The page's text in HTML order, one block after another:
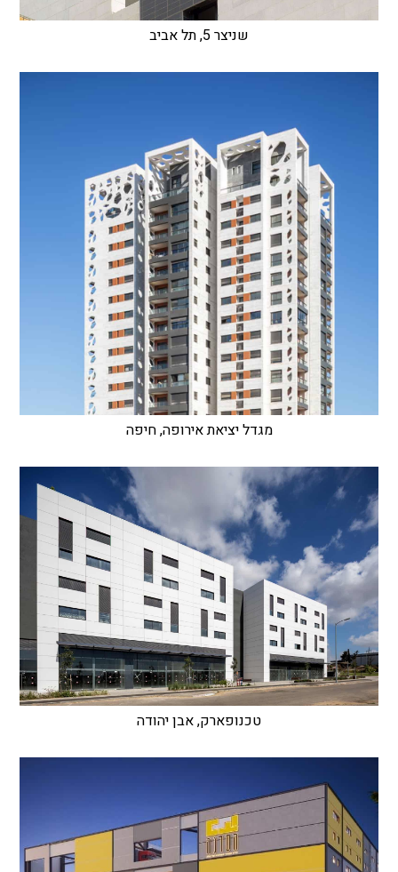
שניצר 5, תל אביב
מגדל יציאת אירופה, חיפה
טכנופארק, אבן יהודה